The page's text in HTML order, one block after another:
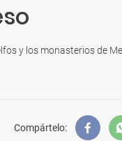
y los monasterios de
Compártelo: